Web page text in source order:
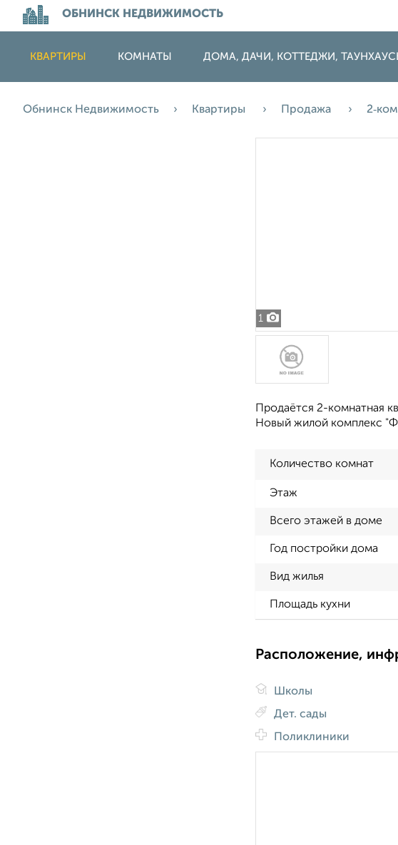
ОБНИНСК НЕДВИЖИМОСТЬ
КВАРТИРЫ КОМНАТЫ ДОМА, ДАЧИ, КОТТЕДЖИ,
Обнинск Недвижимость Квартиры Продажа
1
Продаётся 2-комнатная
Новый жилой комплекс
Количество комнат
Этаж
Всего этажей в доме
Год постройки дома
Вид жилья
Площадь кухни
Расположение,
Школы
Дет. сады
Поликлиники